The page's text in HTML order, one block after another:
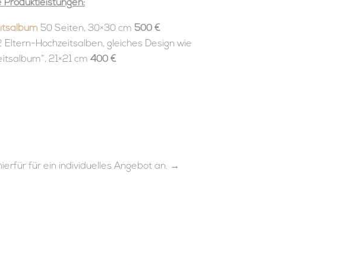
Produktleistungen:
50 Seiten, 30×30 cm 500 €
Eltern-Hochzeitsalben, gleiches Design wie
21×21 cm 400 €
für ein individuelles Angebot an. →